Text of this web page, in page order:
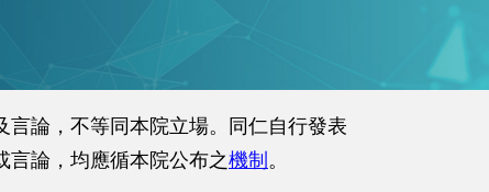
論，不等同本院立場。同仁自行發表
言論，均應循本院公布之機制 。